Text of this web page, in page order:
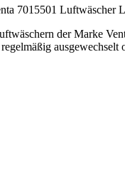
7015501 Luftwäscher
der Marke
ausgewechselt